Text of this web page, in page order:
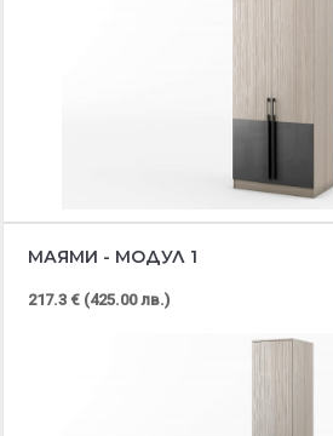
МАЯМИ - МОДУЛ 1
217.3 € (425.00 лв.)